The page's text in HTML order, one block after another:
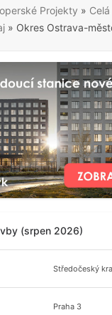
Projekty » Celá
» Okres Ostrava-
(srpen 2026)
Středočeský
Praha 3